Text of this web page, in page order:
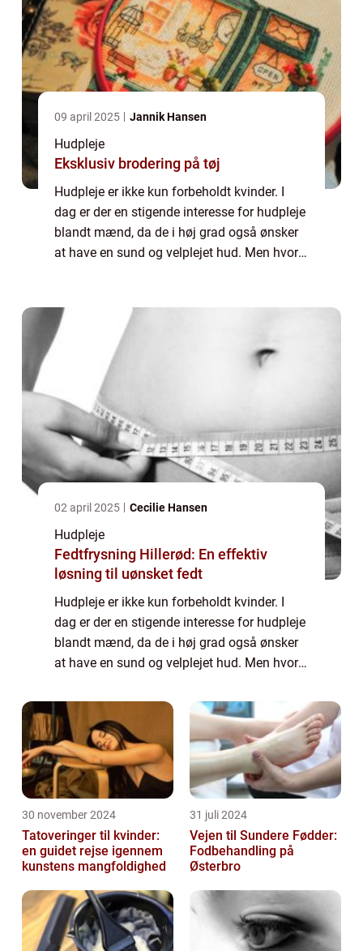
09 april 2025 Jannik Hansen
Hudpleje
Eksklusiv brodering på tøj
Hudpleje er ikke kun forbeholdt kvinder. I
dag er der en stigende interesse for hudpleje
blandt mænd, da de i høj grad også ønsker
at have en sund og velplejet hud. Men hvor
02 april 2025 Cecilie Hansen
Hudpleje
Fedtfrysning Hillerød: En effektiv
løsning til uønsket fedt
Hudpleje er ikke kun forbeholdt kvinder. I
dag er der en stigende interesse for hudpleje
blandt mænd, da de i høj grad også ønsker
at have en sund og velplejet hud. Men hvor
hudpleje for mænd? Og hvad er vigti...
30 november 2024
Tatoveringer til kvinder:
en guidet rejse igennem
kunstens mangfoldighed
31 juli 2024
Vejen til Sundere Fødder:
Fodbehandling på
Østerbro